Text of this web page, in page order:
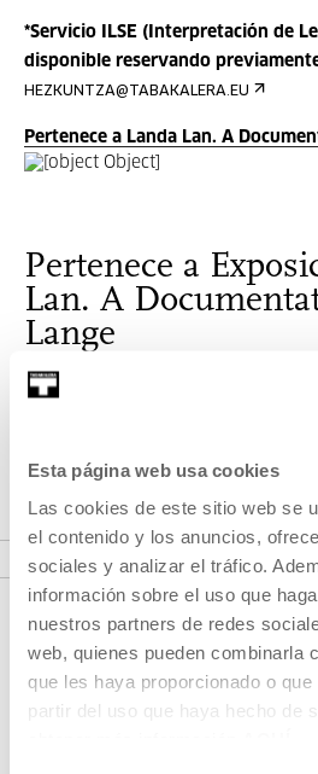
Esta página web usa cookies
Las cookies de este sitio web se
el contenido y los anuncios,
sociales y analizar el tráfico.
información sobre el uso que
nuestros partners de redes
web, quienes pueden combinarla
que les haya proporcionado o
partir del uso que haya hecho de
*Servicio ILSE (Interpretación de
disponible reservando
HEZKUNTZA@TABAKALERA.EU
Pertenece a Landa Lan. A
Pertenece a
Lan. A
Lange
La curiosidad por la obra de Darcy
VER EXPOSICIÓN